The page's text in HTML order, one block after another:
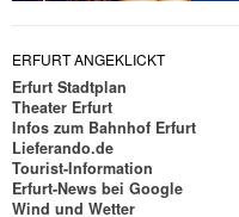
ERFURT ANGEKLICKT
Erfurt Stadtplan
Theater Erfurt
Infos zum Bahnhof Erfurt
Lieferando.de
Tourist-Information
Erfurt-News bei Google
Wind und Wetter